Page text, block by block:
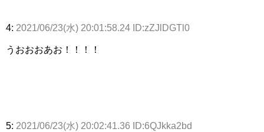
4: 2021/06/23(水) 20:01:58.24 ID:zZJlDGTl0
うおおおあお！！！！
5: 2021/06/23(水) 20:02:41.36 ID:6QJkka2bd